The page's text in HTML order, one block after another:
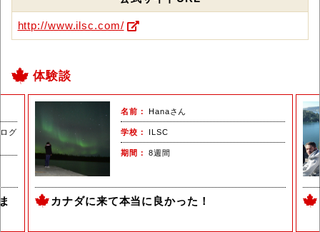
http://www.ilsc.com/
体験談
グ
名前 Hanaさん
学校 ILSC
期間 8週間
カナダに来て本当に良かった！